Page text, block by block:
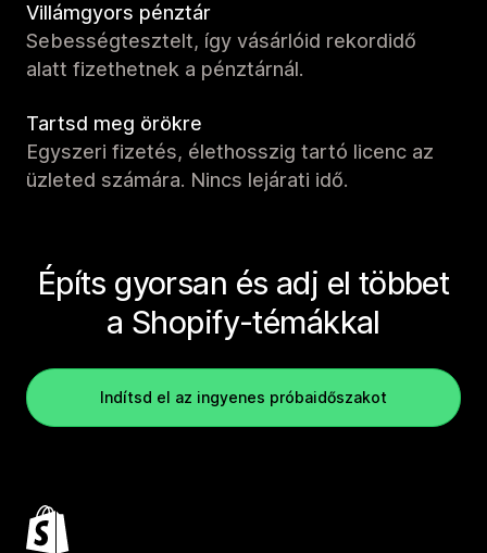
Villámgyors pénztár
Sebességtesztelt, így vásárlóid rekordidő
alatt fizethetnek a pénztárnál.
Tartsd meg örökre
Egyszeri fizetés, élethosszig tartó licenc az
üzleted számára. Nincs lejárati idő.
Építs gyorsan és adj el többet
a Shopify-témákkal
Indítsd el az ingyenes próbaidőszakot